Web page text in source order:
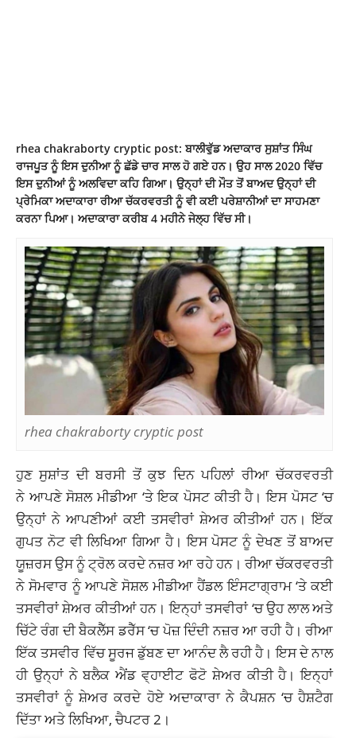
rhea chakraborty cryptic post: ਬਾਲੀਵੁੱਡ ਅਦਾਕਾਰ ਸੁਸ਼ਾਂਤ ਸਿੰਘ
ਰਾਜਪੂਤ ਨੂੰ ਇਸ ਦੁਨੀਆ ਨੂੰ ਛੱਡੇ ਚਾਰ ਸਾਲ ਹੋ ਗਏ ਹਨ। ਉਹ ਸਾਲ 2020 ਵਿੱਚ
ਇਸ ਦੁਨੀਆਂ ਨੂੰ ਅਲਵਿਦਾ ਕਹਿ ਗਿਆ। ਉਨ੍ਹਾਂ ਦੀ ਮੌਤ ਤੋਂ ਬਾਅਦ ਉਨ੍ਹਾਂ ਦੀ
ਪ੍ਰੇਮਿਕਾ ਅਦਾਕਾਰਾ ਰੀਆ ਚੱਕਰਵਰਤੀ ਨੂੰ ਵੀ ਕਈ ਪਰੇਸ਼ਾਨੀਆਂ ਦਾ ਸਾਹਮਣਾ
ਕਰਨਾ ਪਿਆ। ਅਦਾਕਾਰਾ ਕਰੀਬ 4 ਮਹੀਨੇ ਜੇਲ੍ਹ ਵਿੱਚ ਸੀ।
rhea chakraborty cryptic post
ਹੁਣ ਸੁਸ਼ਾਂਤ ਦੀ ਬਰਸੀ ਤੋਂ ਕੁਝ ਦਿਨ ਪਹਿਲਾਂ ਰੀਆ ਚੱਕਰਵਰਤੀ
ਨੇ ਆਪਣੇ ਸੋਸ਼ਲ ਮੀਡੀਆ ‘ਤੇ ਇਕ ਪੋਸਟ ਕੀਤੀ ਹੈ। ਇਸ ਪੋਸਟ ‘ਚ
ਉਨ੍ਹਾਂ ਨੇ ਆਪਣੀਆਂ ਕਈ ਤਸਵੀਰਾਂ ਸ਼ੇਅਰ ਕੀਤੀਆਂ ਹਨ। ਇੱਕ
ਗੁਪਤ ਨੋਟ ਵੀ ਲਿਖਿਆ ਗਿਆ ਹੈ। ਇਸ ਪੋਸਟ ਨੂੰ ਦੇਖਣ ਤੋਂ ਬਾਅਦ
ਯੂਜ਼ਰਸ ਉਸ ਨੂੰ ਟ੍ਰੋਲ ਕਰਦੇ ਨਜ਼ਰ ਆ ਰਹੇ ਹਨ। ਰੀਆ ਚੱਕਰਵਰਤੀ
ਨੇ ਸੋਮਵਾਰ ਨੂੰ ਆਪਣੇ ਸੋਸ਼ਲ ਮੀਡੀਆ ਹੈਂਡਲ ਇੰਸਟਾਗ੍ਰਾਮ ‘ਤੇ ਕਈ
ਤਸਵੀਰਾਂ ਸ਼ੇਅਰ ਕੀਤੀਆਂ ਹਨ। ਇਨ੍ਹਾਂ ਤਸਵੀਰਾਂ ‘ਚ ਉਹ ਲਾਲ ਅਤੇ
ਚਿੱਟੇ ਰੰਗ ਦੀ ਬੈਕਲੈੱਸ ਡਰੈੱਸ ‘ਚ ਪੋਜ਼ ਦਿੰਦੀ ਨਜ਼ਰ ਆ ਰਹੀ ਹੈ। ਰੀਆ
ਇੱਕ ਤਸਵੀਰ ਵਿੱਚ ਸੂਰਜ ਡੁੱਬਣ ਦਾ ਆਨੰਦ ਲੈ ਰਹੀ ਹੈ। ਇਸ ਦੇ ਨਾਲ
ਹੀ ਉਨ੍ਹਾਂ ਨੇ ਬਲੈਕ ਐਂਡ ਵ੍ਹਾਈਟ ਫੋਟੋ ਸ਼ੇਅਰ ਕੀਤੀ ਹੈ। ਇਨ੍ਹਾਂ
ਤਸਵੀਰਾਂ ਨੂੰ ਸ਼ੇਅਰ ਕਰਦੇ ਹੋਏ ਅਦਾਕਾਰਾ ਨੇ ਕੈਪਸ਼ਨ ‘ਚ ਹੈਸ਼ਟੈਗ
ਦਿੱਤਾ ਅਤੇ ਲਿਖਿਆ, ਚੈਪਟਰ 2।